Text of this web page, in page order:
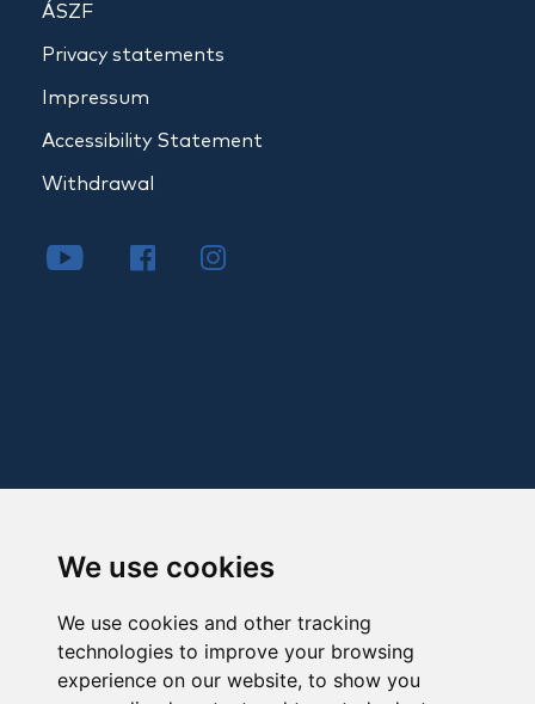
We use cookies
We use cookies and other tracking
technologies to improve your browsing
experience on our website, to show you
ÁSZF
Privacy statements
Impressum
Accessibility Statement
Withdrawal